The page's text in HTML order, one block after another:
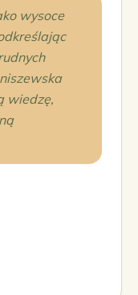
wysoce
wiedzę,